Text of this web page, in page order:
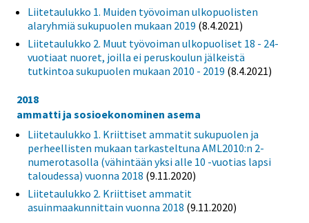
Liitetaulukko 1. Muiden työvoiman ulkopuolisten
alaryhmiä sukupuolen mukaan 2019 (8.4.2021)
Liitetaulukko 2. Muut työvoiman ulkopuoliset 18 - 24-
vuotiaat nuoret, joilla ei peruskoulun jälkeistä
tutkintoa sukupuolen mukaan 2010 - 2019 (8.4.2021)
2018
ammatti ja sosioekonominen asema
Liitetaulukko 1. Kriittiset ammatit sukupuolen ja
perheellisten mukaan tarkasteltuna AML2010:n 2-
numerotasolla (vähintään yksi alle 10 -vuotias lapsi
taloudessa) vuonna 2018 (9.11.2020)
Liitetaulukko 2. Kriittiset ammatit
asuinmaakunnittain vuonna 2018 (9.11.2020)